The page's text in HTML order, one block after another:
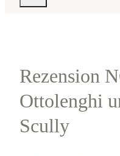
Rezension
Ottolenghi
Scully